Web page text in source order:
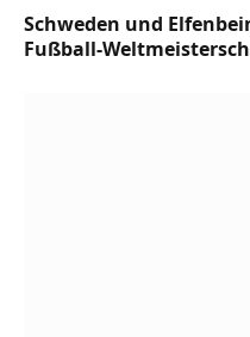
Schweden und
Fußball-